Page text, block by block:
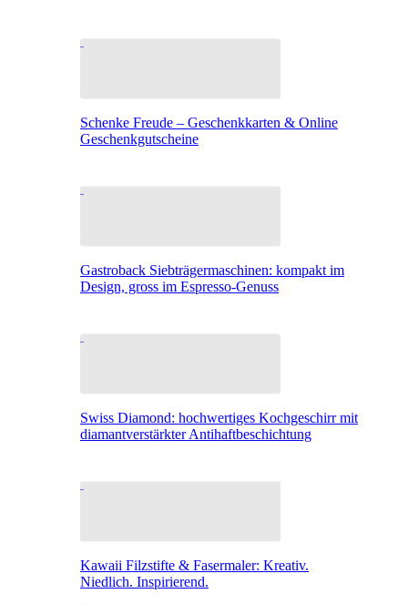
Schenke Freude – Geschenkkarten & Online
Geschenkgutscheine
Gastroback Siebträgermaschinen: kompakt im
Design, gross im Espresso-Genuss
Swiss Diamond: hochwertiges Kochgeschirr mit
diamantverstärkter Antihaftbeschichtung
Kawaii Filzstifte & Fasermaler: Kreativ.
Niedlich. Inspirierend.